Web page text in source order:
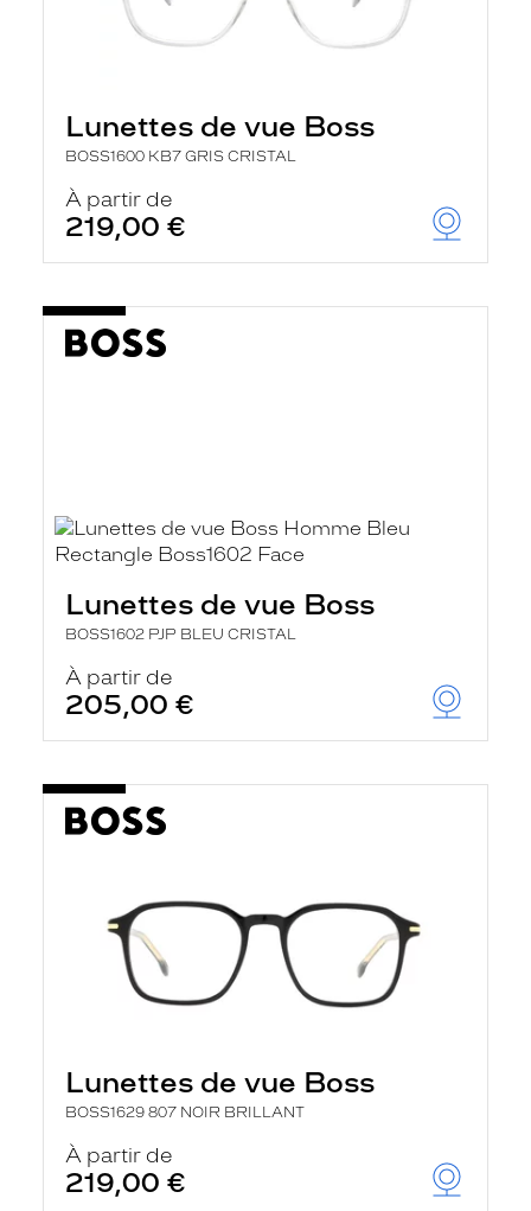
Lunettes de vue Boss
BOSS1600 KB7 GRIS CRISTAL
À partir de
219,00 €
Lunettes de vue Boss
BOSS1602 PJP BLEU CRISTAL
À partir de
205,00 €
Lunettes de vue Boss
BOSS1629 807 NOIR BRILLANT
À partir de
219,00 €